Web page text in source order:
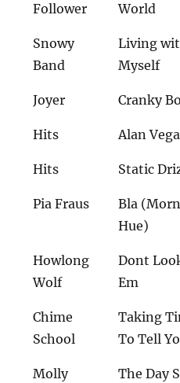
Follower
World
Snowy
Band
Living
Myself
Joyer Cranky
Hits Alan Vega
Hits Static
Pia Fraus
Bla
Hue)
Howlong
Wolf
Dont
Em
Chime
School
Taking
To Tell
Molly
The Day